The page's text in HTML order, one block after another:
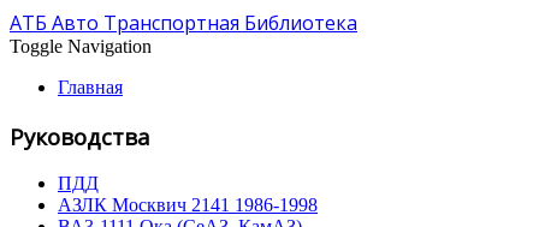
АТБ Авто Транспортная Библиотека
Toggle Navigation
Главная
Руководства
ПДД
АЗЛК Москвич 2141 1986-1998